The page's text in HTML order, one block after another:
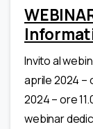
Invito al
aprile 2024 –
2024 – ore
webinar